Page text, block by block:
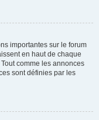
importantes sur le forum
en haut de chaque
comme les annonces
sont définies par les